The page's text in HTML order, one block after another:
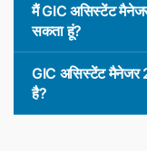
मैं GIC असिस्टेंट
सकता हूं?
GIC असिस्टेंट मैनेजर
है?